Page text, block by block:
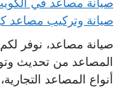
صيانة وتركيب مصاعد
صيانة مصاعد، نوفر
المصاعد من تحديث
أنواع المصاعد